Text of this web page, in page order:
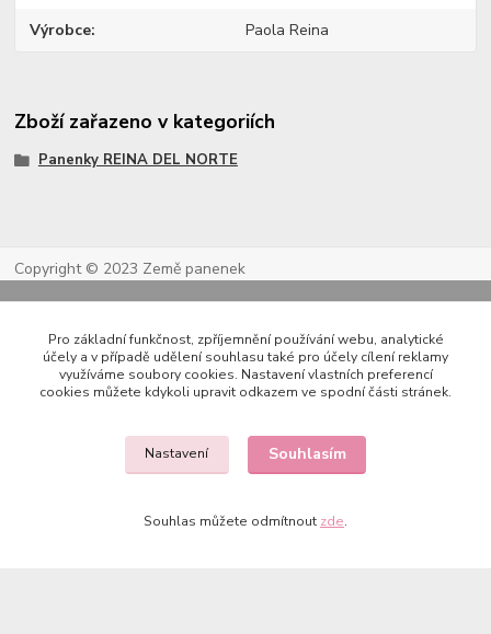
Výrobce Paola Reina
Zboží zařazeno v kategoriích
Panenky REINA DEL NORTE
Copyright © 2023 Země panenek
Pro základní funkčnost, zpříjemnění používání webu, analytické
účely a v případě udělení souhlasu také pro účely cílení reklamy
využíváme soubory cookies. Nastavení vlastních preferencí
cookies můžete kdykoli upravit odkazem ve spodní části stránek.
Nastavení Souhlasím
Souhlas můžete odmítnout zde.